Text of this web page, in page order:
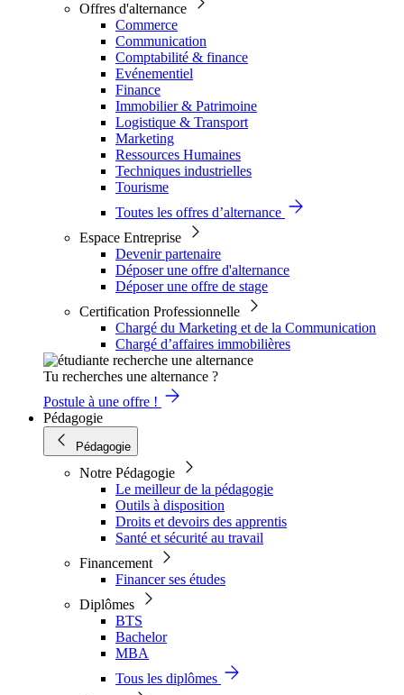
Offres d'alternance
Commerce
Communication
Comptabilité & finance
Evénementiel
Finance
Immobilier & Patrimoine
Logistique & Transport
Marketing
Ressources Humaines
Techniques industrielles
Tourisme
Toutes les offres d’alternance
Espace Entreprise
Devenir partenaire
Déposer une offre d'alternance
Déposer une offre de stage
Certification Professionnelle
Chargé du Marketing et de la Communication
Chargé d’affaires immobilières
Tu recherches une alternance ?
Postule à une offre !
Pédagogie
Pédagogie
Notre Pédagogie
Le meilleur de la pédagogie
Outils à disposition
Droits et devoirs des apprentis
Santé et sécurité au travail
Financement
Financer ses études
Diplômes
BTS
Bachelor
MBA
Tous les diplômes